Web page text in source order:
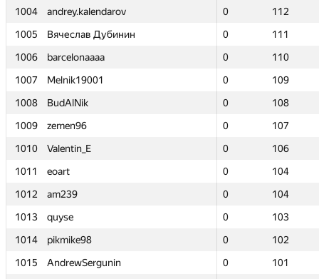
1004
andrey.kalendarov 0
112
1005
Вячеслав Дубинин 0
111
1006
barcelonaaaa 0
110
1007
Melnik19001 0
109
1008
BudAlNik 0
108
1009
zemen96 0
107
1010
Valentin_E 0
106
1011
eoart 0
104
1012
am239 0
104
1013
quyse 0
103
1014
pikmike98 0
102
1015
AndrewSergunin 0
101
1004
andrey.kalendarov 0
112
1005
Вячеслав Дубинин 0
111
1006
barcelonaaaa 0
110
1007
Melnik19001 0
109
1008
BudAlNik 0
108
1009
zemen96 0
107
1010
Valentin_E 0
106
1011
eoart 0
104
1012
am239 0
104
1013
quyse 0
103
1014
pikmike98 0
102
1015
AndrewSergunin 0
101